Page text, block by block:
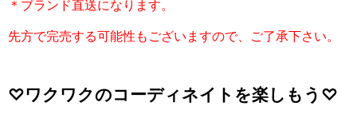
＊ブランド直送になります。
先方で完売する可能性もございますので、ご了承下さい。
♡ワクワクのコーディネイトを楽しもう♡